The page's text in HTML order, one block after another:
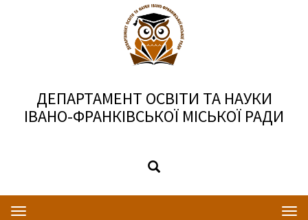
ДЕПАРТАМЕНТ ОСВІТИ ТА НАУКИ
ІВАНО-ФРАНКІВСЬКОЇ МІСЬКОЇ РАДИ
Toggle